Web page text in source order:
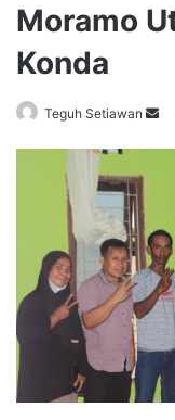
Moramo
Konda
Teguh Setiawan